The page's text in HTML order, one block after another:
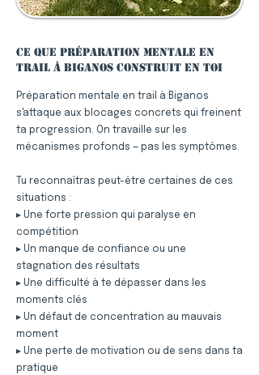
Ce que préparation mentale en
trail à Biganos construit en toi
Préparation mentale en trail à Biganos
s'attaque aux blocages concrets qui freinent
ta progression. On travaille sur les
mécanismes profonds — pas les symptômes.
Tu reconnaîtras peut-être certaines de ces
situations :
▸ Une forte pression qui paralyse en
compétition
▸ Un manque de confiance ou une
stagnation des résultats
▸ Une difficulté à te dépasser dans les
moments clés
▸ Un défaut de concentration au mauvais
moment
▸ Une perte de motivation ou de sens dans ta
pratique